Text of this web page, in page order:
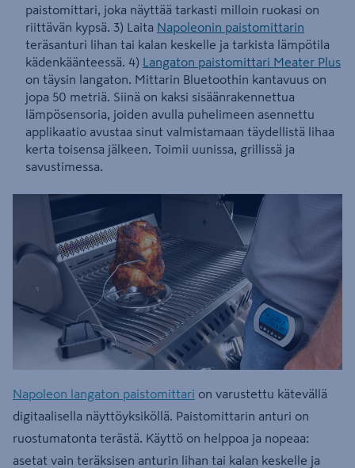
paistomittari, joka näyttää tarkasti milloin ruokasi on
riittävän kypsä. 3) Laita Napoleonin paistomittarin
teräsanturi lihan tai kalan keskelle ja tarkista lämpötila
kädenkäänteessä. 4) Langaton paistomittari Meater Plus
on täysin langaton. Mittarin Bluetoothin kantavuus on
jopa 50 metriä. Siinä on kaksi sisäänrakennettua
lämpösensoria, joiden avulla puhelimeen asennettu
applikaatio avustaa sinut valmistamaan täydellistä lihaa
kerta toisensa jälkeen. Toimii uunissa, grillissä ja
savustimessa.
Napoleon langaton paistomittari on varustettu kätevällä
digitaalisella näyttöyksiköllä. Paistomittarin anturi on
ruostumatonta terästä. Käyttö on helppoa ja nopeaa:
asetat vain teräksisen anturin lihan tai kalan keskelle ja